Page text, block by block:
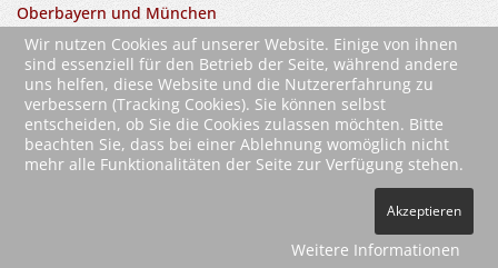
Oberbayern und München
Das Rätselbuch
Vertrag widerrufen
Wir nutzen Cookies auf unserer Website. Einige von ihnen
sind essenziell für den Betrieb der Seite, während andere
uns helfen, diese Website und die Nutzererfahrung zu
verbessern (Tracking Cookies). Sie können selbst
entscheiden, ob Sie die Cookies zulassen möchten. Bitte
beachten Sie, dass bei einer Ablehnung womöglich nicht
mehr alle Funktionalitäten der Seite zur Verfügung stehen.
Akzeptieren
Weitere Informationen